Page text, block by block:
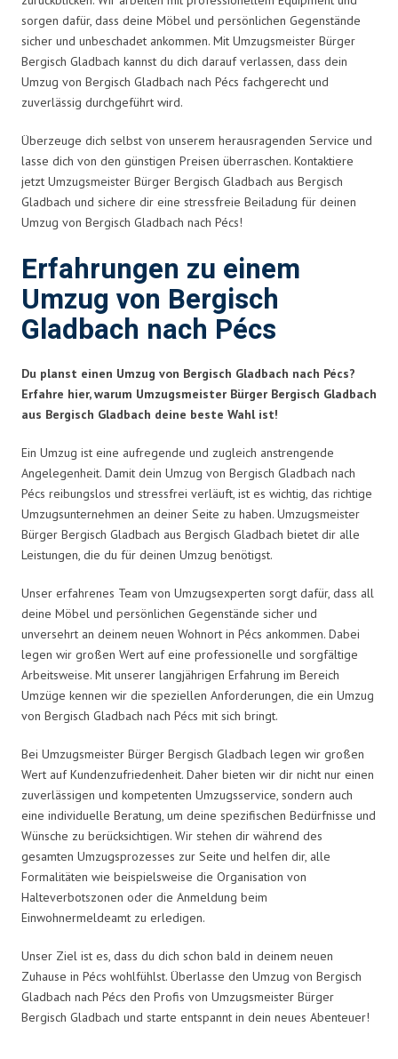
sorgen dafür, dass deine Möbel und persönlichen Gegenstände
sicher und unbeschadet ankommen. Mit Umzugsmeister Bürger
Bergisch Gladbach kannst du dich darauf verlassen, dass dein
Umzug von Bergisch Gladbach nach Pécs fachgerecht und
zuverlässig durchgeführt wird.
Überzeuge dich selbst von unserem herausragenden Service und
lasse dich von den günstigen Preisen überraschen. Kontaktiere
jetzt Umzugsmeister Bürger Bergisch Gladbach aus Bergisch
Gladbach und sichere dir eine stressfreie Beiladung für deinen
Umzug von Bergisch Gladbach nach Pécs!
Erfahrungen zu einem
Umzug von Bergisch
Gladbach nach Pécs
Du planst einen Umzug von Bergisch Gladbach nach Pécs?
Erfahre hier, warum Umzugsmeister Bürger Bergisch Gladbach
aus Bergisch Gladbach deine beste Wahl ist!
Ein Umzug ist eine aufregende und zugleich anstrengende
Angelegenheit. Damit dein Umzug von Bergisch Gladbach nach
Pécs reibungslos und stressfrei verläuft, ist es wichtig, das richtige
Umzugsunternehmen an deiner Seite zu haben. Umzugsmeister
Bürger Bergisch Gladbach aus Bergisch Gladbach bietet dir alle
Leistungen, die du für deinen Umzug benötigst.
Unser erfahrenes Team von Umzugsexperten sorgt dafür, dass all
deine Möbel und persönlichen Gegenstände sicher und
unversehrt an deinem neuen Wohnort in Pécs ankommen. Dabei
legen wir großen Wert auf eine professionelle und sorgfältige
Arbeitsweise. Mit unserer langjährigen Erfahrung im Bereich
Umzüge kennen wir die speziellen Anforderungen, die ein Umzug
von Bergisch Gladbach nach Pécs mit sich bringt.
Bei Umzugsmeister Bürger Bergisch Gladbach legen wir großen
Wert auf Kundenzufriedenheit. Daher bieten wir dir nicht nur einen
zuverlässigen und kompetenten Umzugsservice, sondern auch
eine individuelle Beratung, um deine spezifischen Bedürfnisse und
Wünsche zu berücksichtigen. Wir stehen dir während des
gesamten Umzugsprozesses zur Seite und helfen dir, alle
Formalitäten wie beispielsweise die Organisation von
Halteverbotszonen oder die Anmeldung beim
Einwohnermeldeamt zu erledigen.
Unser Ziel ist es, dass du dich schon bald in deinem neuen
Zuhause in Pécs wohlfühlst. Überlasse den Umzug von Bergisch
Gladbach nach Pécs den Profis von Umzugsmeister Bürger
Bergisch Gladbach und starte entspannt in dein neues Abenteuer!